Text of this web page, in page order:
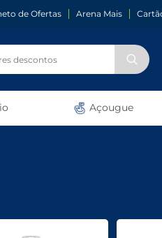
de Ofertas Arena Mais
Açougue